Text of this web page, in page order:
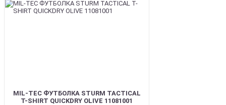
MIL-TEC ФУТБОЛКА STURM TACTICAL
T-SHIRT QUICKDRY OLIVE 11081001